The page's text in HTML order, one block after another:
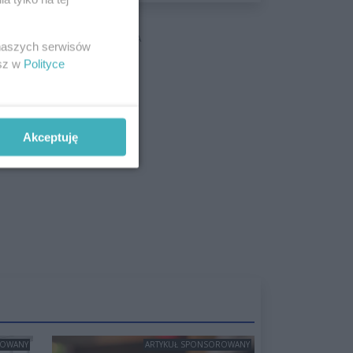
REKLAMA
ARTYKUŁ SPONSOROWANY
serwisów
w Polityce
Akceptuję